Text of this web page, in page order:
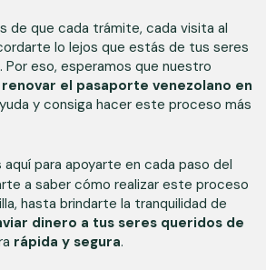
de que cada trámite, cada visita al
lo lejos que estás de tus seres
Por eso, esperamos que nuestro
el pasaporte venezolano en
y consiga hacer este proceso más
para apoyarte en cada paso del
a saber cómo realizar este proceso
hasta brindarte la tranquilidad de
dinero a tus seres queridos de
rápida y segura.